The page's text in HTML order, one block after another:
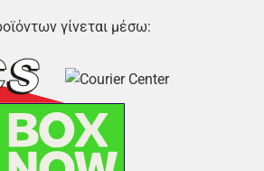
γίνεται μέσω: